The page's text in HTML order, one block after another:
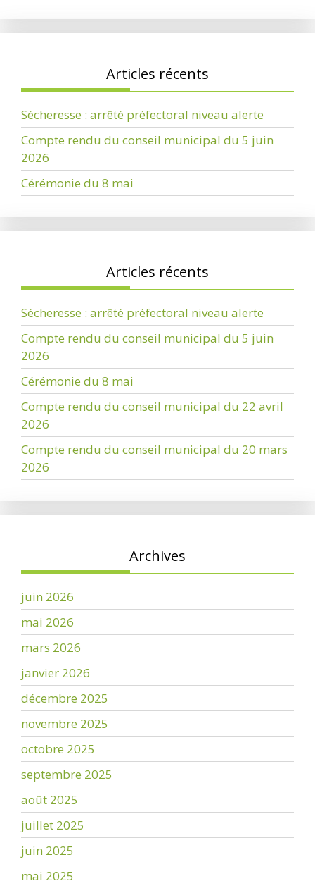
Articles récents
Sécheresse : arrêté préfectoral niveau alerte
Compte rendu du conseil municipal du 5 juin
2026
Cérémonie du 8 mai
Articles récents
Sécheresse : arrêté préfectoral niveau alerte
Compte rendu du conseil municipal du 5 juin
2026
Cérémonie du 8 mai
Compte rendu du conseil municipal du 22 avril
2026
Compte rendu du conseil municipal du 20 mars
2026
Archives
juin 2026
mai 2026
mars 2026
janvier 2026
décembre 2025
novembre 2025
octobre 2025
septembre 2025
août 2025
juillet 2025
juin 2025
mai 2025